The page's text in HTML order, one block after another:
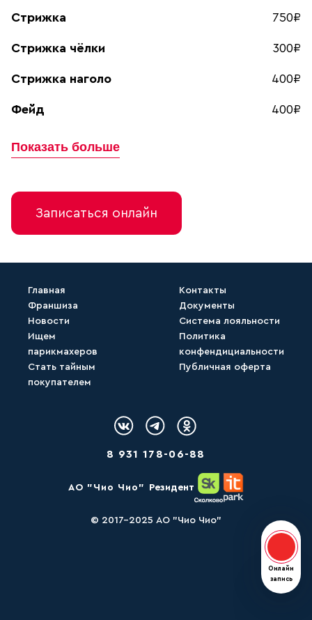
Стрижка 750₽
Стрижка чёлки 300₽
Стрижка наголо 400₽
Фейд 400₽
Показать больше
Записаться онлайн
Главная
Франшиза
Новости
Ищем
парикмахеров
Стать тайным
покупателем
Контакты
Документы
Система лояльности
Политика
конфендициальности
Публичная оферта
Логотип Вконтакте
Логотип Telegram
Логотип
8 931 178-06-88
AО "Чио Чио" Резидент
Онлайн
запись
© 2017-2025 АО "Чио Чио"